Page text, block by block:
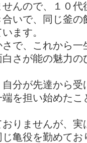
せんので、１０
いで、同じ釜
ます。
で、これから
さが能の魅力の
分が先達から受
を担い始めた
りませんが、
亀役を勤めてお